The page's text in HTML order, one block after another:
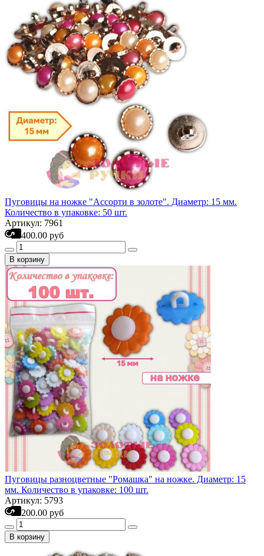
Пуговицы на ножке "Ассорти в золоте". Диаметр: 15 мм.
Количество в упаковке: 50 шт.
Артикул: 7961
400.00 руб
В корзину
Пуговицы разноцветные "Ромашка" на ножке. Диаметр: 15
мм. Количество в упаковке: 100 шт.
Артикул: 5793
200.00 руб
В корзину